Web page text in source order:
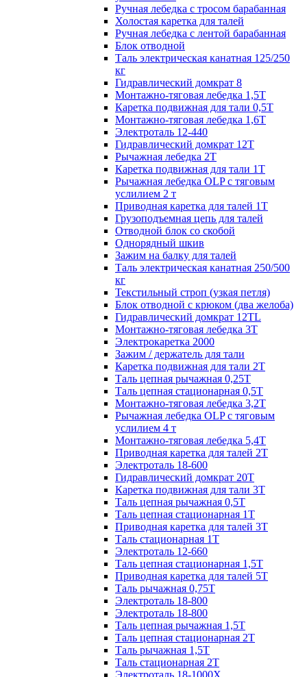
Ручная лебедка с тросом барабанная
Холостая каретка для талей
Ручная лебедка с лентой барабанная
Блок отводной
Таль электрическая канатная 125/250
кг
Гидравлический домкрат 8
Монтажно-тяговая лебедка 1,5Т
Каретка подвижная для тали 0,5Т
Монтажно-тяговая лебедка 1,6Т
Электроталь 12-440
Гидравлический домкрат 12Т
Рычажная лебедка 2Т
Каретка подвижная для тали 1Т
Рычажная лебедка OLP с тяговым
услилием 2 т
Приводная каретка для талей 1Т
Грузоподъемная цепь для талей
Отводной блок со скобой
Однорядный шкив
Зажим на балку для талей
Таль электрическая канатная 250/500
кг
Текстильный строп (узкая петля)
Блок отводной с крюком (два желоба)
Гидравлический домкрат 12TL
Монтажно-тяговая лебедка 3Т
Электрокаретка 2000
Зажим / держатель для тали
Каретка подвижная для тали 2Т
Таль цепная рычажная 0,25Т
Таль цепная стационарная 0,5Т
Монтажно-тяговая лебедка 3,2Т
Рычажная лебедка OLP с тяговым
услилием 4 т
Монтажно-тяговая лебедка 5,4Т
Приводная каретка для талей 2Т
Электроталь 18-600
Гидравлический домкрат 20T
Каретка подвижная для тали 3Т
Таль цепная рычажная 0,5Т
Таль цепная стационарная 1Т
Приводная каретка для талей 3Т
Таль стационарная 1Т
Электроталь 12-660
Таль цепная стационарная 1,5Т
Приводная каретка для талей 5Т
Таль рычажная 0,75Т
Электроталь 18-800
Электроталь 18-800
Таль цепная рычажная 1,5Т
Таль цепная стационарная 2Т
Таль рычажная 1,5Т
Таль стационарная 2Т
Электроталь 18-1000X